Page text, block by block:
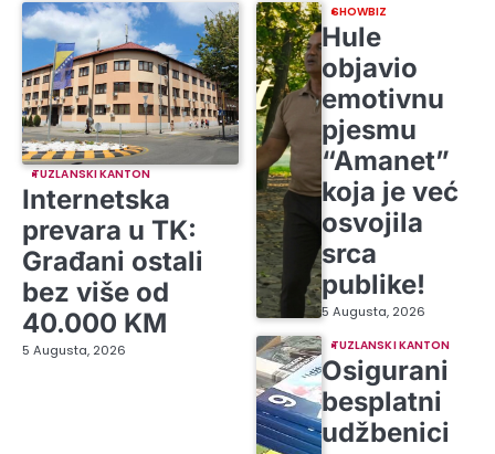
TUZLANSKI KANTON
Internetska
prevara u TK:
Građani ostali
bez više od
40.000 KM
5 Augusta, 2026
SHOWBIZ
Hule
objavio
emotivnu
pjesmu
“Amanet”
koja je već
osvojila
srca
publike!
5 Augusta, 2026
TUZLANSKI KANTON
Osigurani
besplatni
udžbenici